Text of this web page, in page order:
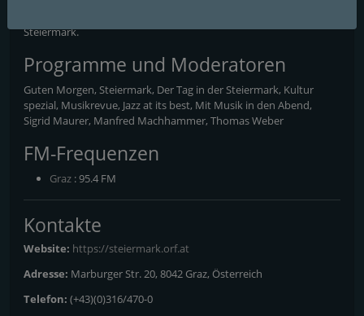
Steiermark.
Programme und Moderatoren
Guten Morgen, Steiermark, Der Tag in der Steiermark, Kultur
spezial, Musikrevue, Jazz at its best, Mit Musik in den Abend,
Sigrid Maurer, Manfred Machhammer, Thomas Weber
FM-Frequenzen
Graz : 95.4 FM
Kontakte
Website: https://steiermark.orf.at
Adresse: Marburger Str. 20, 8042 Graz, Österreich
Telefon: (+43)(0)316/470-0